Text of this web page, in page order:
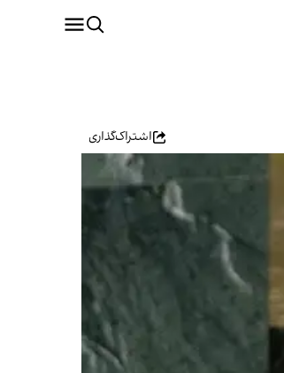
اشتراک‌گذاری